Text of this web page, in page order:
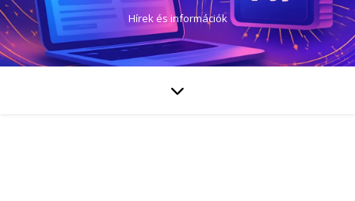
Hírek és információk